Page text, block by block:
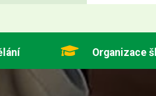
Organizace